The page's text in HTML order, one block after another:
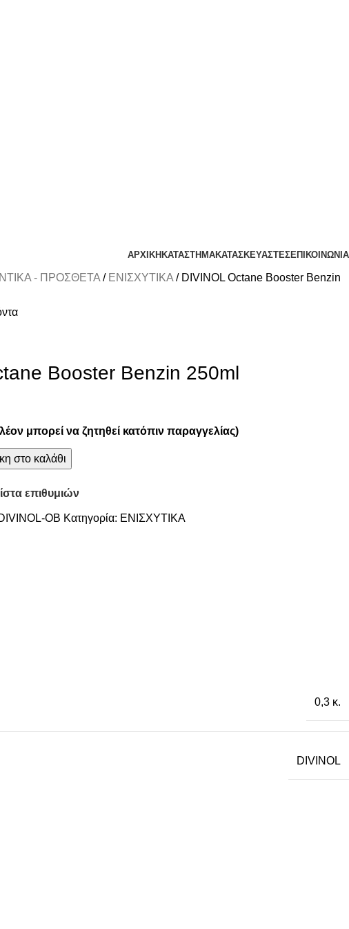
ΑΡΧΙΚΗΚΑΤΑΣΤΗΜΑΚΑΤΑΣΚΕΥΑΣΤΕΣΕΠΙΚΟΙΝΩΝΙΑ
- ΠΡΟΣΘΕΤΑ ΕΝΙΣΧΥΤΙΚΑ
DIVINOL Octane Booster Benzin
Booster Benzin 250ml
μπορεί να ζητηθεί κατόπιν παραγγελίας)
στο καλάθι
επιθυμιών
OB Κατηγορία: ΕΝΙΣΧΥΤΙΚΑ
0,3 κ.
DIVINOL